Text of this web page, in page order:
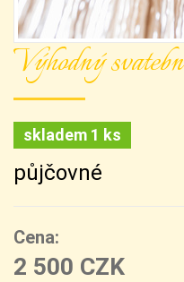
Výhodný
skladem 1 ks
půjčovné
Cena:
2 500 CZK